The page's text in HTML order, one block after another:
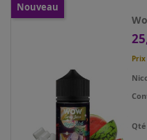
Qté
Nouveau